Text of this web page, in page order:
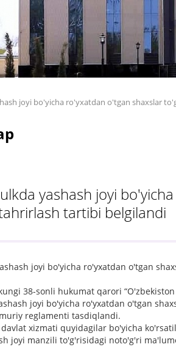
joyi bo'yicha ro'yxatdan o'tgan shaxslar
yashash joyi
tartibi belgilandi
joyi bo'yicha ro'yxatdan o'tgan
38-sonli hukumat qarori
joyi bo'yicha ro'yxatdan o'tgan
reglamenti tasdiqlandi.
davlat xizmati quyidagilar bo'yicha
joyi manzili to'g'risidagi noto'g'ri